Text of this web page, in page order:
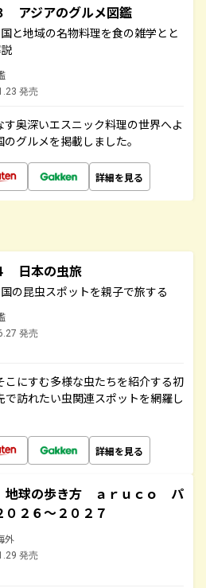
アジアのグルメ図鑑
と地域の名物料理を食の雑学とと
発売
奥深いエスニック料理の世界へよ
グルメを掲載しました。
詳細を見る
日本の虫旅
の昆虫スポットを親子で旅する
発売
にすむ多様な虫たちを紹介する初
訪れたい虫関連スポットを網羅し
詳細を見る
球の歩き方 ａｒｕｃｏ パ
２６～２０２７
外
発売